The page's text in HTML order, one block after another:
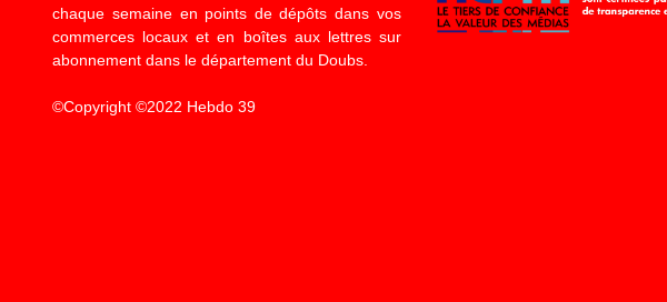
chaque semaine en points de dépôts dans vos
commerces locaux et en boîtes aux lettres sur
abonnement dans le département du Doubs.
©Copyright ©2022 Hebdo 39